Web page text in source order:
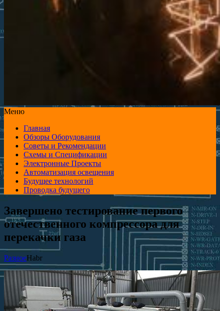
Меню
Главная
Обзоры Оборудования
Советы и Рекомендации
Схемы и Спецификации
Электронные Проекты
Автоматизация освещения
Будущее технологий
Проводка будущего
Завершено тестирование первого
отечественного компрессора для
перекачки газа
РазноеHabr